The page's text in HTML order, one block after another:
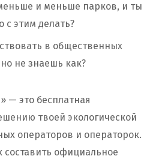
и меньше парков, и ты
с этим делать?
в общественных
не знаешь как?
— это бесплатная
твоей экологической
операторов и операторок.
составить официальное